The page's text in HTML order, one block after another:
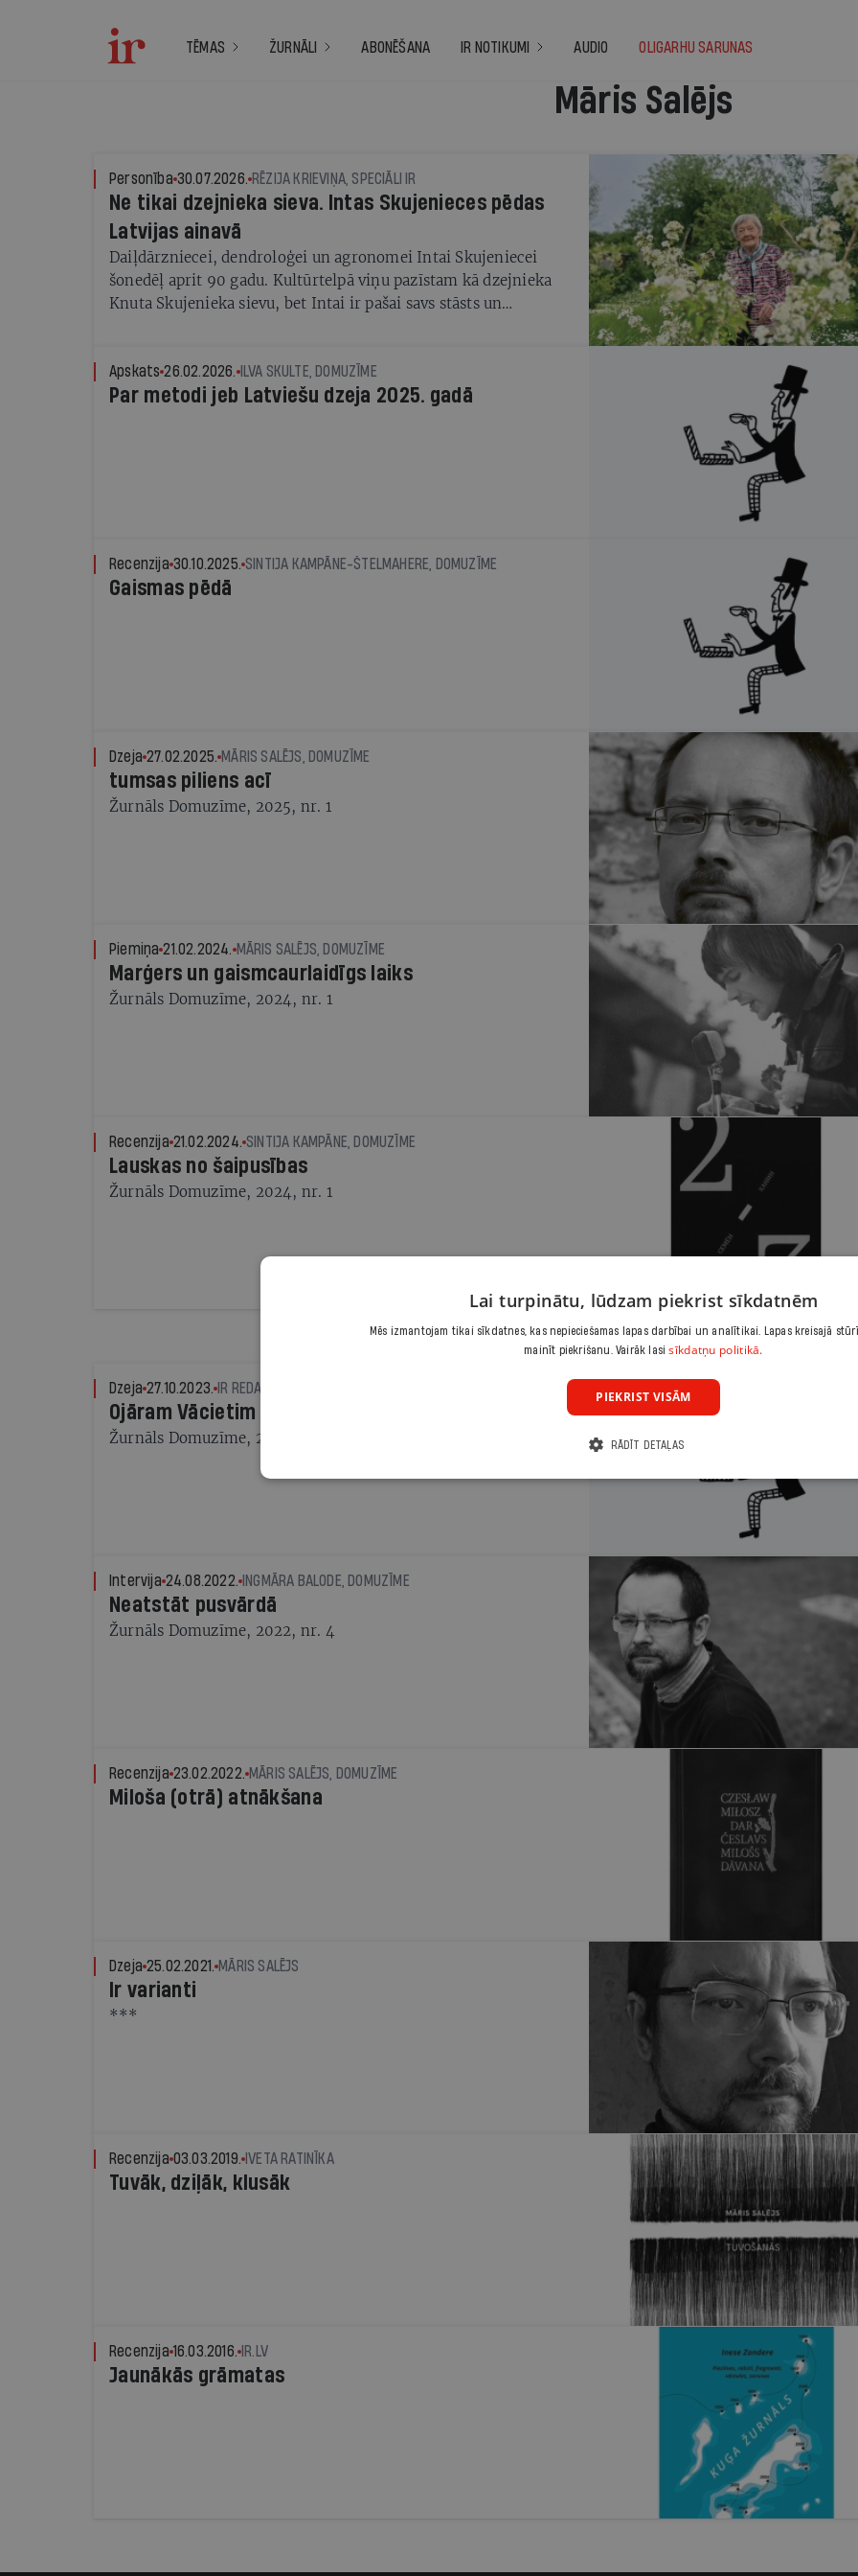
TĒMAS ŽURNĀLI ABONĒŠANA IR NOTIKUMI AUDIO OLIGARHU SARUNAS
Māris Salējs
Personība 30.07.2026. RĒZIJA KRIEVIŅA, SPECIĀLI IR
Ne tikai dzejnieka sieva. Intas Skujenieces pēdas
Latvijas ainavā
Daiļdārzniecei, dendroloģei un agronomei Intai Skujeniecei
šonedēļ aprit 90 gadu. Kultūrtelpā viņu pazīstam kā dzejnieka
Knuta Skujenieka sievu, bet Intai ir pašai savs stāsts un
Apskats 26.02.2026. ILVA SKULTE, DOMUZĪME
Par metodi jeb Latviešu dzeja 2025. gadā
Recenzija 30.10.2025. SINTIJA KAMPĀNE-ŠTELMAHERE, DOMUZĪME
Gaismas pēdā
Dzeja 27.02.2025. MĀRIS SALĒJS, DOMUZĪME
tumsas piliens acī
Žurnāls Domuzīme, 2025, nr. 1
Piemiņa 21.02.2024. MĀRIS SALĒJS, DOMUZĪME
Marģers un gaismcaurlaidīgs laiks
Žurnāls Domuzīme, 2024, nr. 1
Recenzija 21.02.2024. SINTIJA KAMPĀNE, DOMUZĪME
Lauskas no šaipusības
Žurnāls Domuzīme, 2024, nr. 1
Dzeja 27.10.2023. IR REDAKCIJA
Ojāram Vācietim — 90
Žurnāls Domuzīme, 2023, nr. 5
Intervija 24.08.2022. INGMĀRA BALODE, DOMUZĪME
Neatstāt pusvārdā
Žurnāls Domuzīme, 2022, nr. 4
Recenzija 23.02.2022. MĀRIS SALĒJS, DOMUZĪME
Miloša (otrā) atnākšana
Dzeja 25.02.2021. MĀRIS SALĒJS
Ir varianti
***
Recenzija 03.03.2019. IVETA RATINĪKA
Tuvāk, dziļāk, klusāk
Recenzija 16.03.2016. IR.LV
Jaunākās grāmatas
Lai turpinātu, lūdzam piekrist sīkdatnēm
Mēs izmantojam tikai sīkdatnes, kas nepieciešamas lapas darbībai un analītikai. Lapas kreisajā
mainīt piekrišanu. Vairāk lasisīkdatņu politikā.
PIEKRIST VISĀM
RĀDĪT DETAĻAS